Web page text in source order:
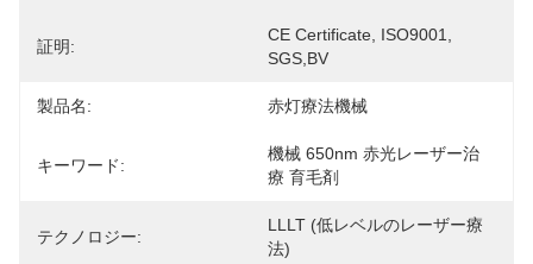
証明:
CE Certificate, ISO9001,
SGS,BV
製品名: 赤灯療法機械
キーワード:
機械 650nm 赤光レーザー治
療 育毛剤
テクノロジー:
LLLT (低レベルのレーザー療
法)